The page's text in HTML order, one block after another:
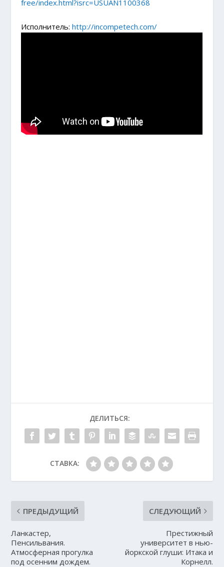
free/index.html?isrc=USUAN1100368
Исполнитель:http://incompetech.com/
ДЕЛИТЬСЯ:
СТАВКА:
ПРЕДЫДУЩИЙ
Ланкастер,
Пенсильвания.
Атмосферная прогулка
под осенним дождем.
СЛЕДУЮЩИЙ
Престижный
университет в нью-
йоркской глуши: Итака и
Корнелл.